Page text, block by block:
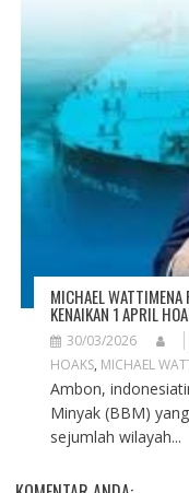
MICHAEL
KENAIKAN 1 APRIL
30/03/2026
HOAKS, MICHAEL
Ambon,
Minyak (BBM)
sejumlah wilayah...